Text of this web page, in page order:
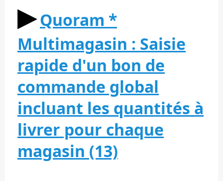
▶︎ Quoram *
Multimagasin : Saisie
rapide d'un bon de
commande global
incluant les quantités à
livrer pour chaque
magasin (13)